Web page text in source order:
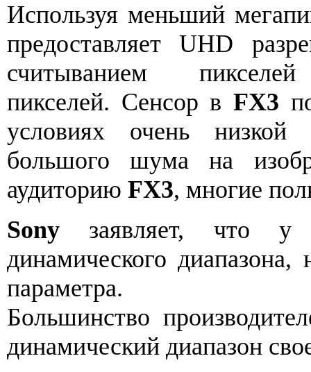
Используя меньший
предоставляет UHD
считыванием
пикселей. Сенсор вFX3
условиях очень низкой
большого шума на
аудиторию FX3, многие
Sony заявляет, что
динамического
параметра.
Большинство
динамический диапазон